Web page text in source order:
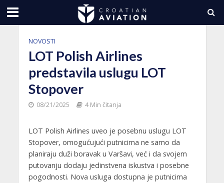
NOVOSTI
LOT Polish Airlines
predstavila uslugu LOT
Stopover
08/21/2025 4 Min čitanja
LOT Polish Airlines uveo je posebnu uslugu LOT
Stopover, omogućujući putnicima ne samo da
planiraju duži boravak u Varšavi, već i da svojem
putovanju dodaju jedinstvena iskustva i posebne
pogodnosti. Nova usluga dostupna je putnicima